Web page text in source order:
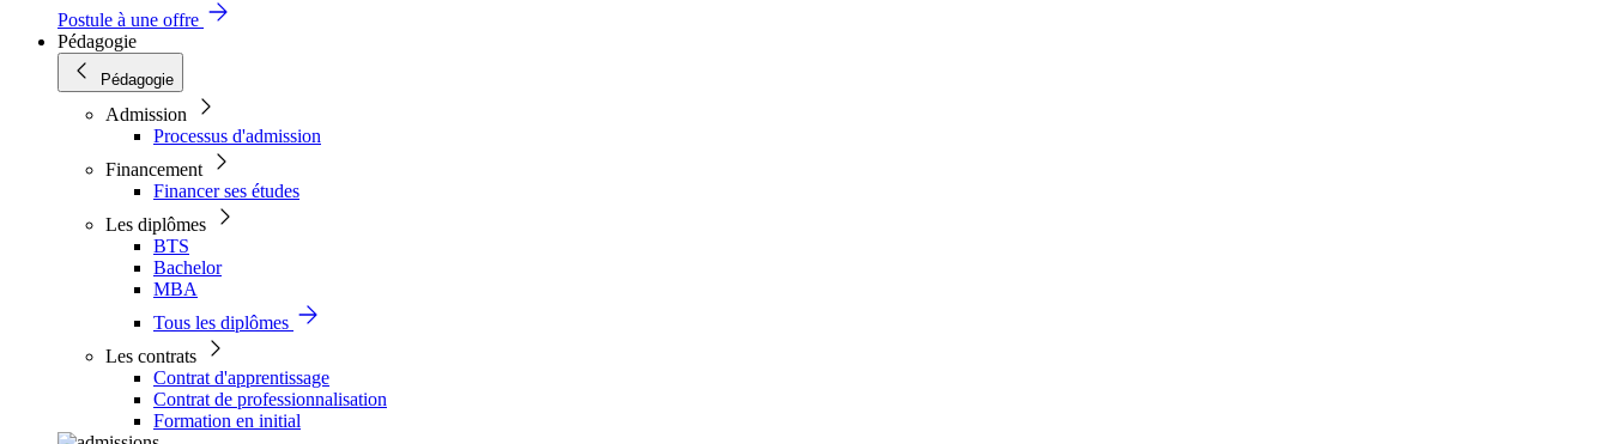
Postule à une offre
Pédagogie
Pédagogie
Admission
Processus d'admission
Financement
Financer ses études
Les diplômes
BTS
Bachelor
MBA
Tous les diplômes
Les contrats
Contrat d'apprentissage
Contrat de professionnalisation
Formation en initial